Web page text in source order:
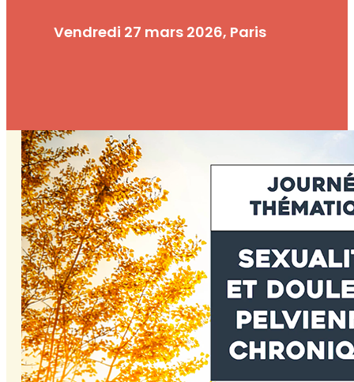
Vendredi 27 mars 2026, Paris